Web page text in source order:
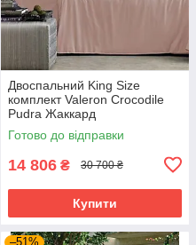
Двоспальний King Size
комплект Valeron Crocodile
Pudra Жаккард
Готово до відправки
14 806 ₴ 30 700 ₴
Купити
–51%